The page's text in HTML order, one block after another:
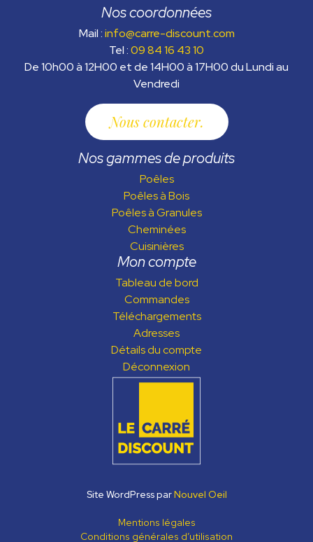
Nos coordonnées
Mail :info@carre-discount.com
Tel :09 84 16 43 10
De 10h00 à 12H00 et de 14H00 à 17H00 du Lundi au
Vendredi
Nous contacter
Nos gammes de produits
Poêles
Poêles à Bois
Poêles à Granules
Cheminées
Cuisinières
Mon compte
Tableau de bord
Commandes
Téléchargements
Adresses
Détails du compte
Déconnexion
Site WordPress parNouvel Oeil
Mentions légales
Conditions générales d’utilisation